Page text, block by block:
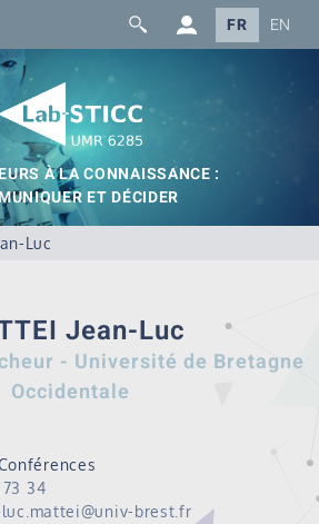
FR EN
À LA CONNAISSANCE :
ET DÉCIDER
Luc
Jean-Luc
- Université de Bretagne
Occidentale
34
brest.fr